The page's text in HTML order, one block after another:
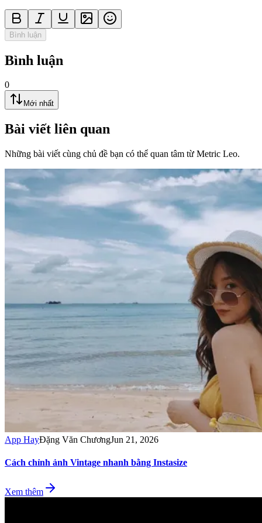
Bình luận
Bình luận
0
Mới nhất
Bài viết liên quan
Những bài viết cùng chủ đề bạn có thể quan tâm từ Metric Leo.
App HayĐặng Văn ChươngJun 21, 2026
Cách chỉnh ảnh Vintage nhanh bằng Instasize
Xem thêm